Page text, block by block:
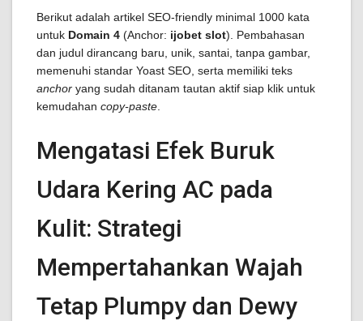
Berikut adalah artikel SEO-friendly minimal 1000 kata
untuk Domain 4 (Anchor: ijobet slot). Pembahasan
dan judul dirancang baru, unik, santai, tanpa gambar,
memenuhi standar Yoast SEO, serta memiliki teks
anchor yang sudah ditanam tautan aktif siap klik untuk
kemudahan copy-paste
Mengatasi Efek Buruk
Udara Kering AC pada
Kulit: Strategi
Mempertahankan Wajah
Tetap Plumpy dan Dewy